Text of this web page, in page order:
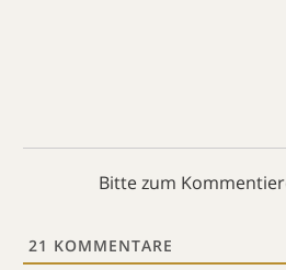
Bitte zum
21 KOMMENTARE